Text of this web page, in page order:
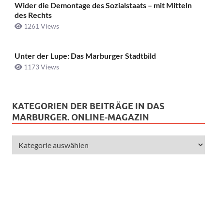
Wider die Demontage des Sozialstaats – mit Mitteln
des Rechts
1261 Views
Unter der Lupe: Das Marburger Stadtbild
1173 Views
KATEGORIEN DER BEITRÄGE IN DAS
MARBURGER. ONLINE-MAGAZIN